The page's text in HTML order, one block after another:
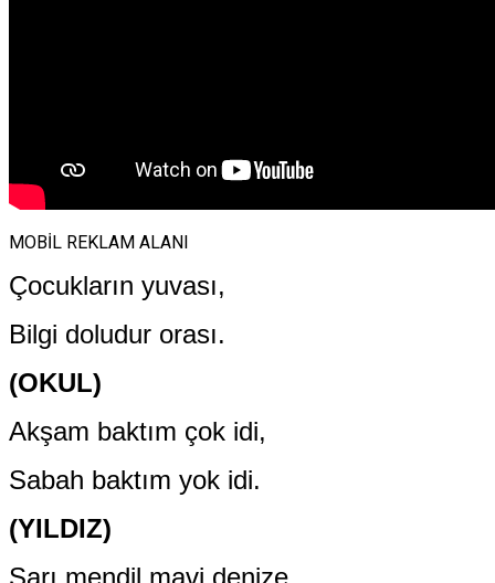
MOBİL REKLAM ALANI
Çocukların yuvası,
Bilgi doludur orası.
(OKUL)
Akşam baktım çok idi,
Sabah baktım yok idi.
(YILDIZ)
Sarı mendil mavi denize